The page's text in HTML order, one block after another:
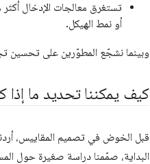
أو نمط الهيكل.
وبينما نشجّع المطوّرين على تحسين
كيف يمكننا تحديد ما
قبل الخوض في تصميم المقاييس،
البداية، صمّمنا دراسة صغيرة حول